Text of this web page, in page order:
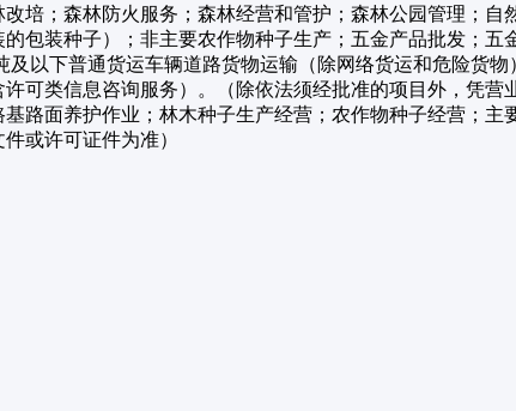
培；森林防火服务；森林经营和管护；森林公园管理；
包装种子）；非主要农作物种子生产；五金产品批发；
以下普通货运车辆道路货物运输（除网络货运和危险货
可类信息咨询服务）。（除依法须经批准的项目外，凭
路面养护作业；林木种子生产经营；农作物种子经营；
或许可证件为准）